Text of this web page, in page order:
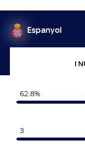
Espanyol
I
62.8%
3